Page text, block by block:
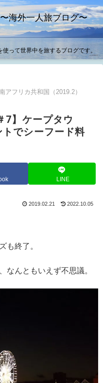
海外一人旅ブログ〜
って世界中を旅するブログです。
アフリカ共和国（2019.2）
7】ケープタウ
でシーフード料
LINE
2019.02.21 2022.10.05
も終了。
なんともいえず不思議。